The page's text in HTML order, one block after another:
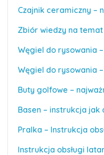
Czajnik ceramiczny –
Zbiór wiedzy na
Węgiel do rysowania
Węgiel do rysowania
Buty golfowe –
Basen – instrukcja jak
Pralka – Instrukcja
Instrukcja obsługi